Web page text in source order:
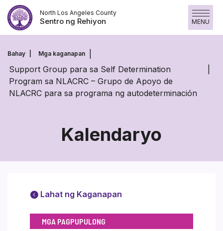
Laktawan
ang
nilalaman
North Los Angeles County
Sentro ng Rehiyon MENU
Bahay Mga kaganapan
Support Group para sa Self Determination
Program sa NLACRC – Grupo de Apoyo de
NLACRC para sa programa ng autodeterminación
Kalendaryo
Lahat ng Kaganapan
MGA PAGPUPULONG